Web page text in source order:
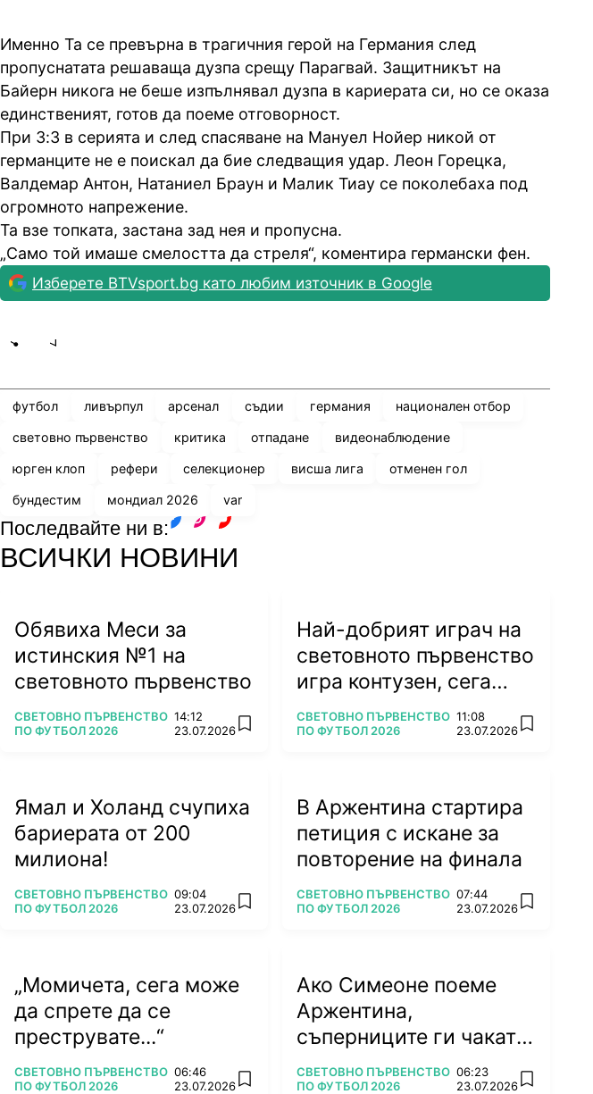
Именно Та се превърна в трагичния герой на Германия след
пропуснатата решаваща дузпа срещу Парагвай. Защитникът на
Байерн никога не беше изпълнявал дузпа в кариерата си, но се оказа
единственият, готов да поеме отговорност.
При 3:3 в серията и след спасяване на Мануел Нойер никой от
германците не е поискал да бие следващия удар. Леон Горецка,
Валдемар Антон, Натаниел Браун и Малик Тиау се поколебаха под
огромното напрежение.
Та взе топката, застана зад нея и пропусна.
„Само той имаше смелостта да стреля“, коментира германски фен.
Изберете BTVsport.bg като любим източник в Google
футбол ливърпул арсенал съдии германия национален отбор
световно първенство критика отпадане видеонаблюдение
юрген клоп рефери селекционер висша лига отменен гол
бундестим мондиал 2026 var
Последвайте ни в:
ВСИЧКИ НОВИНИ
Обявиха Меси за
истинския №1 на
световното първенство
ПОВЕЧЕ ОТ
СВЕТОВНО ПЪРВЕНСТВО
ПО ФУТБОЛ 2026
14:12
23.07.2026 add favorites
Най-добрият играч на
световното първенство
игра контузен, сега
ляга под ножа
ПОВЕЧЕ ОТ
СВЕТОВНО ПЪРВЕНСТВО
ПО ФУТБОЛ 2026
11:08
23.07.2026 add favorites
Ямал и Холанд счупиха
бариерата от 200
милиона!
ПОВЕЧЕ ОТ
СВЕТОВНО ПЪРВЕНСТВО
ПО ФУТБОЛ 2026
09:04
23.07.2026 add favorites
В Аржентина стартира
петиция с искане за
повторение на финала
ПОВЕЧЕ ОТ
СВЕТОВНО ПЪРВЕНСТВО
ПО ФУТБОЛ 2026
07:44
23.07.2026 add favorites
„Момичета, сега може
да спрете да се
преструвате...“
ПОВЕЧЕ ОТ
СВЕТОВНО ПЪРВЕНСТВО
ПО ФУТБОЛ 2026
06:46
23.07.2026 add favorites
Ако Симеоне поеме
Аржентина,
съперниците ги чакат
тежки времена
ПОВЕЧЕ ОТ
СВЕТОВНО ПЪРВЕНСТВО
ПО ФУТБОЛ 2026
06:23
23.07.2026 add favorites